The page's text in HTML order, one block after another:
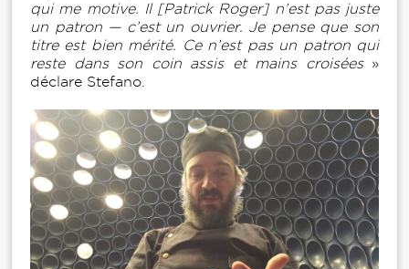
qui me motive. Il [Patrick Roger] n’est pas juste
un patron — c’est un ouvrier. Je pense que son
titre est bien mérité. Ce n’est pas un patron qui
reste dans son coin assis et mains croisées»
déclare Stefano.